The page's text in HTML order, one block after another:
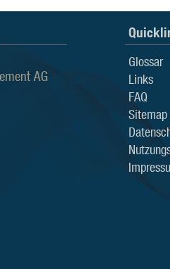
AG
Glossar
Links
FAQ
Sitemap